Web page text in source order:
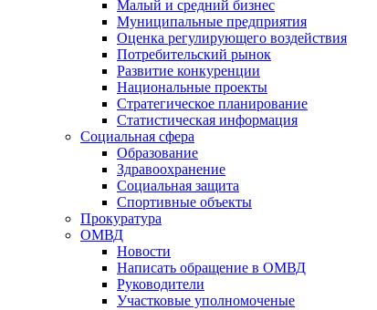
Малый и средний бизнес
Муниципальные предприятия
Оценка регулирующего воздействия
Потребительский рынок
Развитие конкуренции
Национальные проекты
Стратегическое планирование
Статистическая информация
Социальная сфера
Образование
Здравоохранение
Социальная защита
Спортивные объекты
Прокуратура
ОМВД
Новости
Написать обращение в ОМВД
Руководители
Участковые уполномоченые